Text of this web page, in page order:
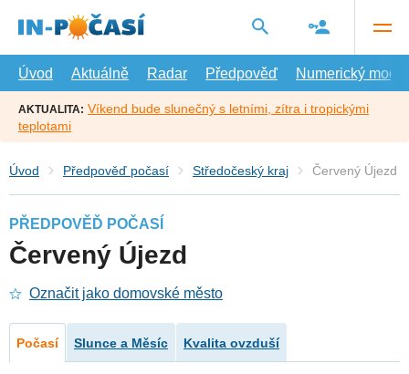
hlavní
Úvod
Aktuálně Radar Předpověď Numerický model
AKTUALITA: Víkend bude slunečný s letními, zítra i tropickými
teplotami
Úvod Předpověď počasí Středočeský kraj Červený Újezd
PŘEDPOVĚĎ POČASÍ
Červený Újezd
Označit jako domovské město
Počasí Slunce a Měsíc Kvalita ovzduší